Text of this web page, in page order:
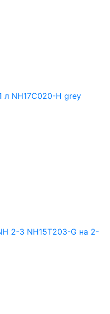
л NH17C020-H grey
2-3 NH15T203-G на 2-